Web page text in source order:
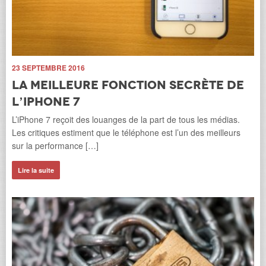
23 SEPTEMBRE 2016
La meilleure fonction secrète de
l’iPhone 7
L’iPhone 7 reçoit des louanges de la part de tous les médias.
Les critiques estiment que le téléphone est l’un des meilleurs
sur la performance […]
Lire la suite